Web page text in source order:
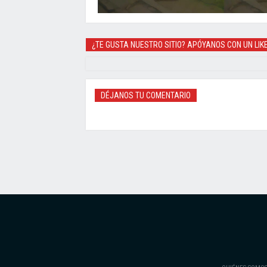
¿TE GUSTA NUESTRO SITIO? APÓYANOS CON UN
DÉJANOS TU COMENTARIO